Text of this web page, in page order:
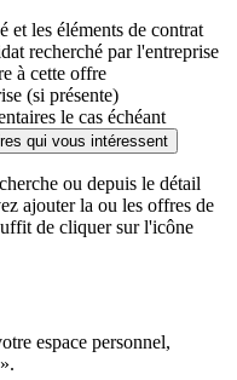
et les éléments de contrat
recherché par l'entreprise
à cette offre
(si présente)
le cas échéant
qui vous intéressent
ou depuis le détail
ajouter la ou les offres de
de cliquer sur l'icône
espace personnel,